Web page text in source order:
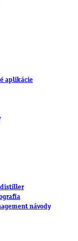
aplikácie
distiller
návody